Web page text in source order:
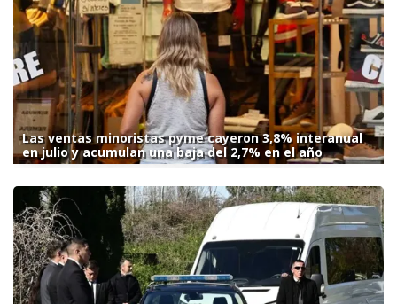
Las ventas minoristas pyme cayeron 3,8% interanual
en julio y acumulan una baja del 2,7% en el año